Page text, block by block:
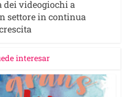
dei videogiochi a
settore in continua
interesar